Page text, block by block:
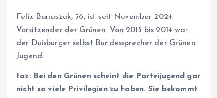
Felix Banaszak, 36, ist seit November 2024
Vorsitzender der Grünen. Von 2013 bis 2014 war
der Duisburger selbst Bundessprecher der Grünen
Jugend.
taz: Bei den Grünen scheint die Parteijugend gar
nicht so viele Privilegien zu haben. Sie bekommt